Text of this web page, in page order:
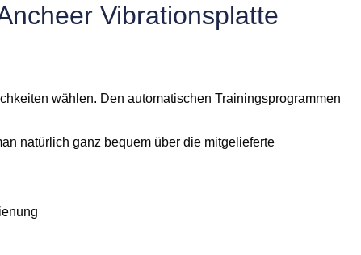
Vibrationsplatte
wählen. Den automatischen Trainingsprogrammen
natürlich ganz bequem über die mitgelieferte